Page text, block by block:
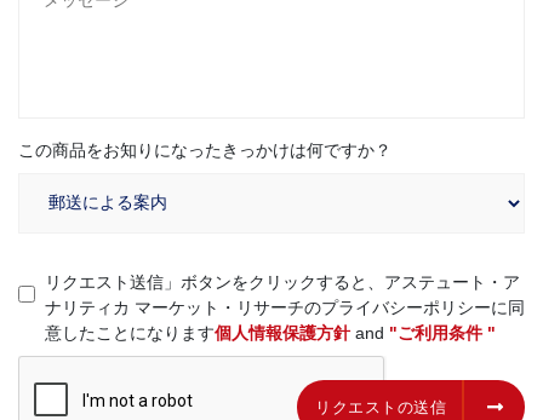
この商品をお知りになったきっかけは何ですか？
リクエスト送信」ボタンをクリックすると、アステュート・ア
ナリティカ マーケット・リサーチのプライバシーポリシーに同
意したことになります個人情報保護方針and "ご利用条件 "
リクエストの送信 リクエストの送信